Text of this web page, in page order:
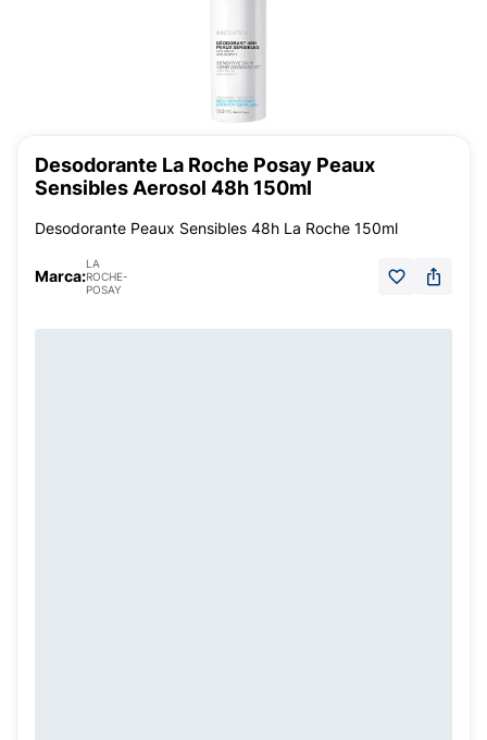
Desodorante La Roche Posay Peaux
Sensibles Aerosol 48h 150ml
Desodorante Peaux Sensibles 48h La Roche 150ml
Marca:
LA
ROCHE-
POSAY